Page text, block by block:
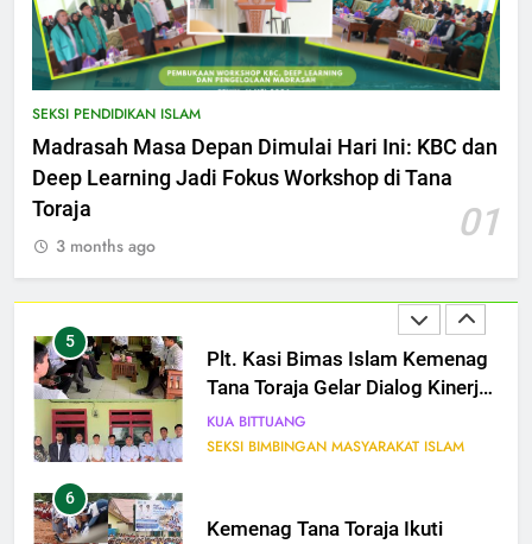
SEKSI PENDIDIKAN ISLAM
Madrasah Masa Depan Dimulai Hari Ini: KBC dan
Deep Learning Jadi Fokus Workshop di Tana
Toraja
01
3 months ago
3
Visitasi Akreditasi MTs Roni
Uluway, Wujud Komitmen Nyata
Berdaya Saing
4
SEKSI BIMBINGAN MASYARAKAT KRISTEN
5
Plt. Kasi Bimas Islam Kemenag
Tana Toraja Gelar Dialog Kinerja
di KUA Bittuang
KUA BITTUANG
SEKSI BIMBINGAN MASYARAKAT ISLAM
6
Kemenag Tana Toraja Ikuti